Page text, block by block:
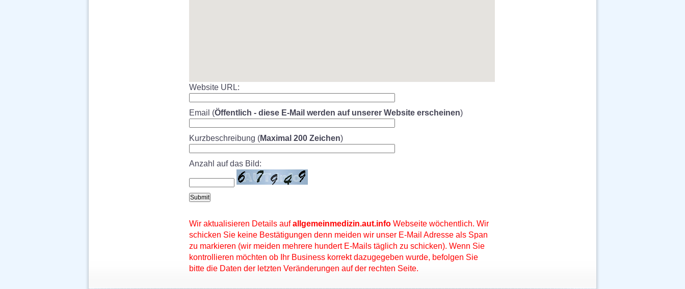
Website URL:
Email (Öffentlich - diese E-Mail werden auf unserer Website erscheinen)
Kurzbeschreibung (Maximal 200 Zeichen)
Anzahl auf das Bild:
Wir aktualisieren Details aufallgemeinmedizin.aut.info Webseite wöchentlich. Wir
schicken Sie keine Bestätigungen denn meiden wir unser E-Mail Adresse als Span
zu markieren (wir meiden mehrere hundert E-Mails täglich zu schicken). Wenn Sie
kontrollieren möchten ob Ihr Business korrekt dazugegeben wurde, befolgen Sie
bitte die Daten der letzten Veränderungen auf der rechten Seite.